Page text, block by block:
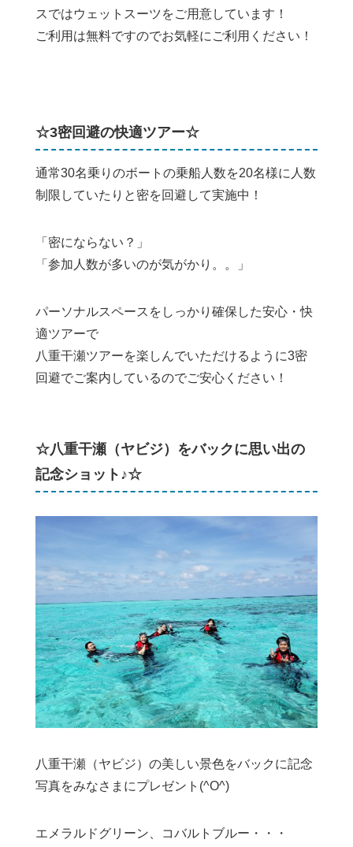
スではウェットスーツをご用意しています！
ご利用は無料ですのでお気軽にご利用ください！
☆3密回避の快適ツアー☆
通常30名乗りのボートの乗船人数を20名様に人数
制限していたりと密を回避して実施中！
「密にならない？」
「参加人数が多いのが気がかり。。」
パーソナルスペースをしっかり確保した安心・快
適ツアーで
八重干瀬ツアーを楽しんでいただけるように3密
回避でご案内しているのでご安心ください！
☆八重干瀬（ヤビジ）をバックに思い出の
記念ショット♪☆
八重干瀬（ヤビジ）の美しい景色をバックに記念
写真をみなさまにプレゼント(^O^)
エメラルドグリーン、コバルトブルー・・・